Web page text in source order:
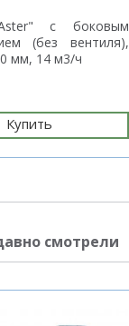
с боковым
(без вентиля),
мм, 14 м3/ч
Купить
смотрели